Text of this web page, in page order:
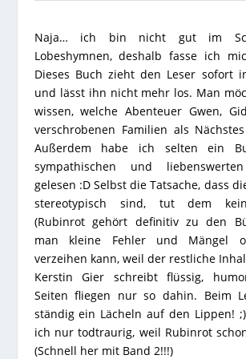
Naja… ich bin nicht gut im
Lobeshymnen, deshalb fasse ich
Dieses Buch zieht den Leser sofort
und lässt ihn nicht mehr los. Man
wissen, welche Abenteuer Gwen,
verschrobenen Familien als
Außerdem habe ich selten ein
sympathischen und
gelesen :D Selbst die Tatsache, dass
stereotypisch sind, tut dem
(Rubinrot gehört definitiv zu den
man kleine Fehler und Mängel
verzeihen kann, weil der restliche
Kerstin Gier schreibt flüssig,
Seiten fliegen nur so dahin. Beim
ständig ein Lächeln auf den Lippen!
ich nur todtraurig, weil Rubinrot
(Schnell her mit Band 2!!!)